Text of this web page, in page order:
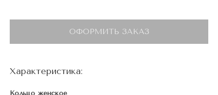
ОФОРМИТЬ ЗАКАЗ
Характеристика:
Кольцо женское